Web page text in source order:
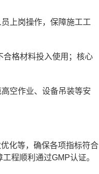
上岗操作，保障施工工
合格材料投入使用；核心
空作业、设备吊装等安
化等，确保各项指标符合
程顺利通过GMP认证。